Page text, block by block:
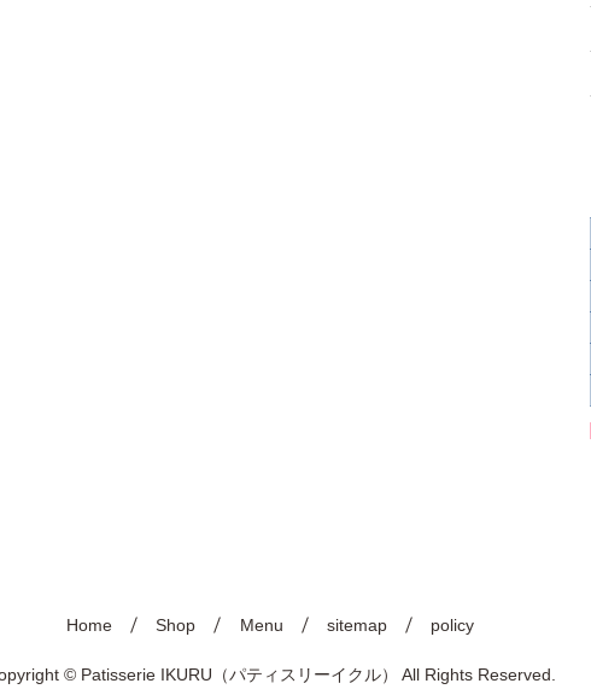
Home Shop Menu sitemap policy
© Patisserie IKURU（パティスリーイクル） All Rights Reserved.